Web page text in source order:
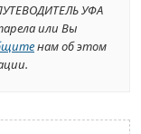
УФА
или Вы
нам об этом